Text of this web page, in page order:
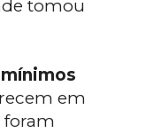
tomou
em
foram